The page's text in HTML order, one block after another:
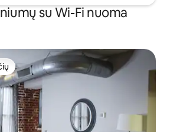
su Wi-Fi nuoma